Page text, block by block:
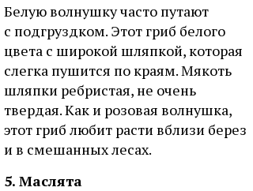
Белую волнушку часто путают
с подгруздком. Этот гриб белого
цвета с широкой шляпкой, которая
слегка пушится по краям. Мякоть
шляпки ребристая, не очень
твердая. Как и розовая волнушка,
этот гриб любит расти вблизи берез
и в смешанных лесах.
5. Маслята